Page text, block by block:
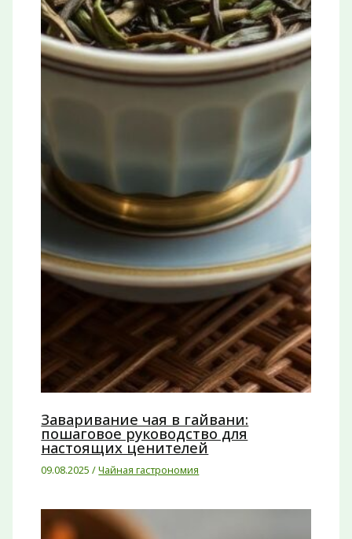
Заваривание чая в гайвани:
пошаговое руководство для
настоящих ценителей
09.08.2025/Чайная гастрономия